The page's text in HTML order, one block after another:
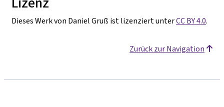
Dieses Werk von Daniel Gruß ist lizenziert unterCC BY 4.0.
Zurück zur Navigation